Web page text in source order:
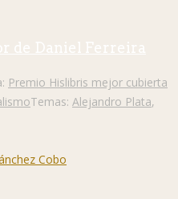
de Daniel Ferreira
Premio Hislibris mejor cubierta
Temas: Alejandro Plata,